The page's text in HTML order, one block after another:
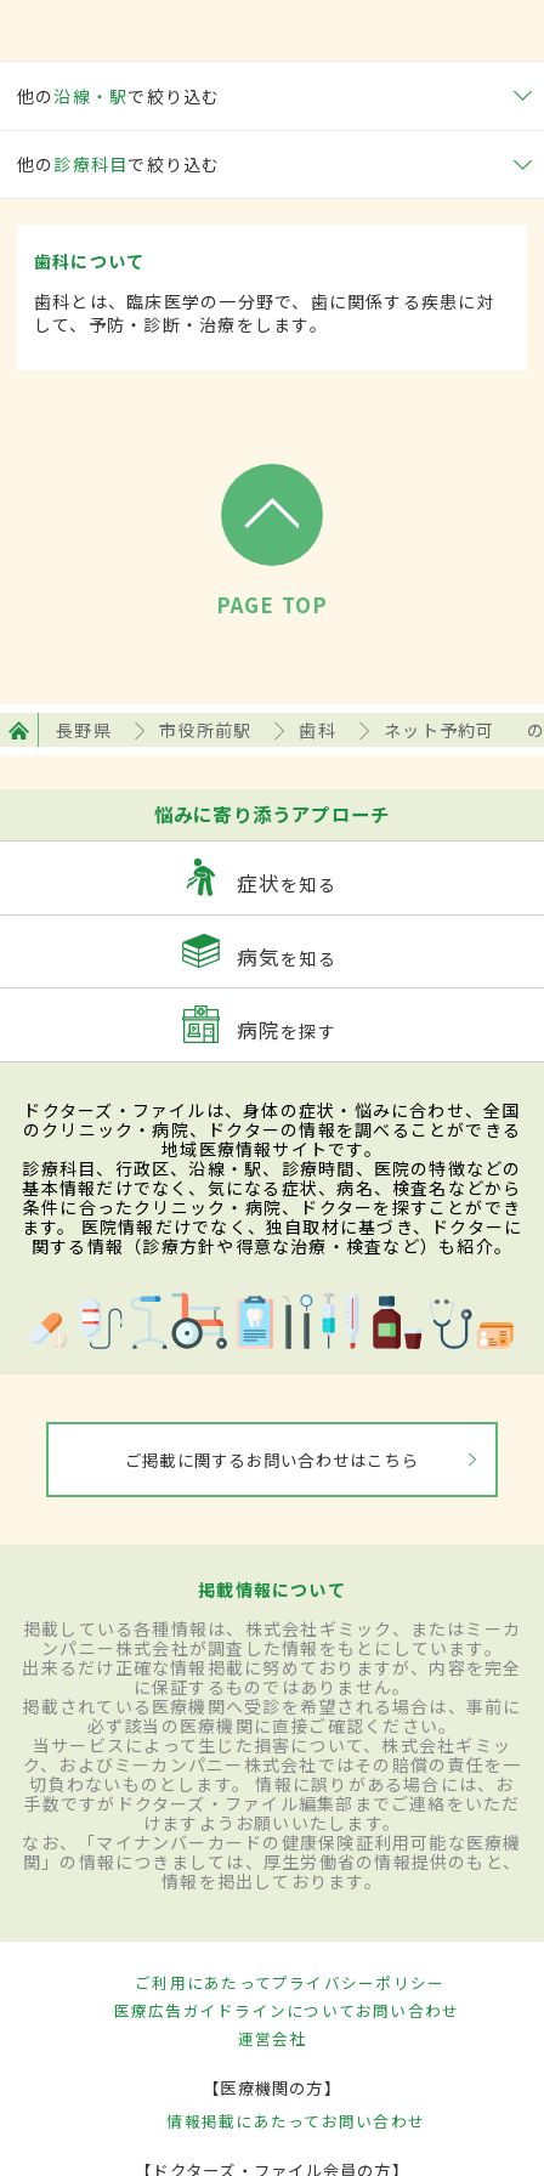
他の沿線・駅で絞り込む
他の 診療科目で絞り込む
歯科について
歯科とは、臨床医学の一分野で、歯に関係する疾患に対
して、予防・診断・治療をします。
PAGE TOP
長野県 市役所前駅 歯科 ネット予約可
悩みに寄り添うアプローチ
症状を知る
病気を知る
病院を探す
ドクターズ・ファイルは、身体の症状・悩みに合わせ、全国
のクリニック・病院、ドクターの情報を調べることができる
地域医療情報サイトです。
診療科目、行政区、沿線・駅、診療時間、医院の特徴などの
基本情報だけでなく、気になる症状、病名、検査名などから
条件に合ったクリニック・病院、ドクターを探すことができ
ます。 医院情報だけでなく、独自取材に基づき、ドクターに
関する情報（診療方針や得意な治療・検査など）も紹介。
ご掲載に関するお問い合わせはこちら
掲載情報について
掲載している各種情報は、株式会社ギミック、またはミーカ
ンパニー株式会社が調査した情報をもとにしています。
出来るだけ正確な情報掲載に努めておりますが、内容を完全
に保証するものではありません。
掲載されている医療機関へ受診を希望される場合は、事前に
必ず該当の医療機関に直接ご確認ください。
当サービスによって生じた損害について、株式会社ギミッ
ク、およびミーカンパニー株式会社ではその賠償の責任を一
切負わないものとします。 情報に誤りがある場合には、お
手数ですがドクターズ・ファイル編集部までご連絡をいただ
けますようお願いいたします。
なお、「マイナンバーカードの健康保険証利用可能な医療機
関」の情報につきましては、厚生労働省の情報提供のもと、
情報を掲出しております。
ご利用にあたってプライバシーポリシー
医療広告ガイドラインについてお問い合わせ
運営会社
【医療機関の方】
情報掲載にあたって お問い合わせ
【ドクターズ・ファイル会員の方】